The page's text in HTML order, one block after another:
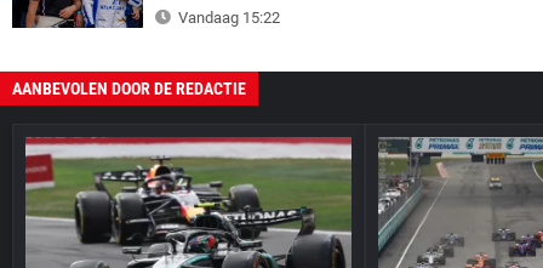
Vandaag 15:22
AANBEVOLEN DOOR DE REDACTIE